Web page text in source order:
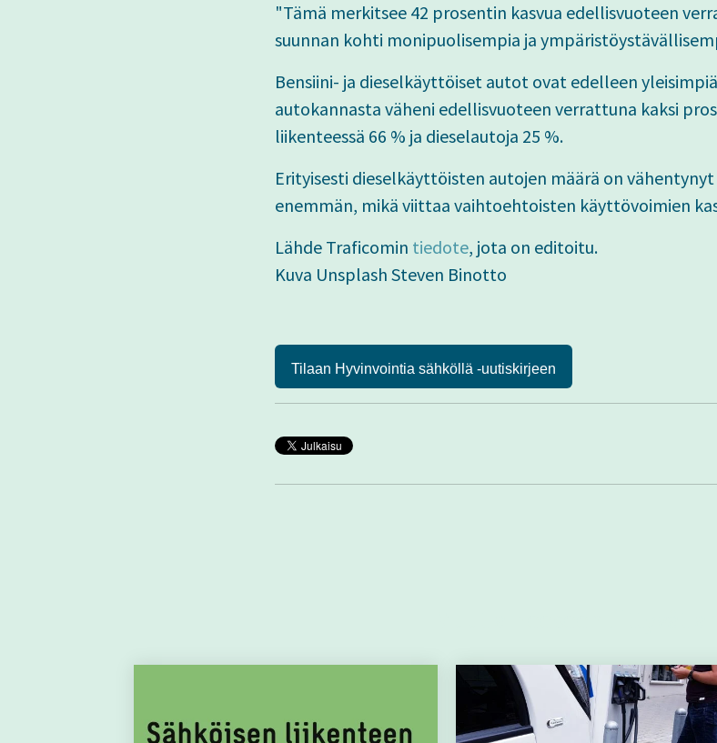
"Tämä merkitsee 42 prosentin kasvua edellisvuoteen
suunnan kohti monipuolisempia ja
Bensiini- ja dieselkäyttöiset autot ovat edelleen
autokannasta väheni edellisvuoteen verrattuna kaksi
liikenteessä 66 % ja dieselautoja 25 %.
Erityisesti dieselkäyttöisten autojen määrä on
enemmän, mikä viittaa vaihtoehtoisten käyttövoimien
Lähde Traficomin tiedote, jota on editoitu.
Kuva Unsplash Steven Binotto
Tilaan Hyvinvointia sähköllä -uutiskirjeen